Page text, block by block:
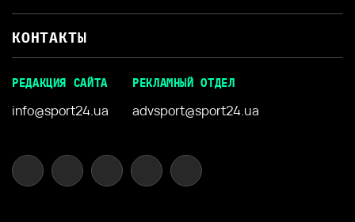
КОНТАКТЫ
РЕДАКЦИЯ САЙТА
info@sport24.ua
РЕКЛАМНЫЙ ОТДЕЛ
advsport@sport24.ua